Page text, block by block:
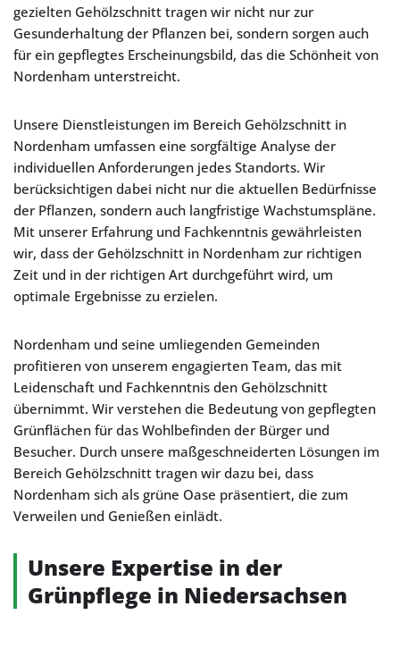
gezielten Gehölzschnitt tragen wir nicht nur zur
Gesunderhaltung der Pflanzen bei, sondern sorgen auch
für ein gepflegtes Erscheinungsbild, das die Schönheit von
Nordenham unterstreicht.
Unsere Dienstleistungen im Bereich Gehölzschnitt in
Nordenham umfassen eine sorgfältige Analyse der
individuellen Anforderungen jedes Standorts. Wir
berücksichtigen dabei nicht nur die aktuellen Bedürfnisse
der Pflanzen, sondern auch langfristige Wachstumspläne.
Mit unserer Erfahrung und Fachkenntnis gewährleisten
wir, dass der Gehölzschnitt in Nordenham zur richtigen
Zeit und in der richtigen Art durchgeführt wird, um
optimale Ergebnisse zu erzielen.
Nordenham und seine umliegenden Gemeinden
profitieren von unserem engagierten Team, das mit
Leidenschaft und Fachkenntnis den Gehölzschnitt
übernimmt. Wir verstehen die Bedeutung von gepflegten
Grünflächen für das Wohlbefinden der Bürger und
Besucher. Durch unsere maßgeschneiderten Lösungen im
Bereich Gehölzschnitt tragen wir dazu bei, dass
Nordenham sich als grüne Oase präsentiert, die zum
Verweilen und Genießen einlädt.
Unsere Expertise in der
Grünpflege in Niedersachsen